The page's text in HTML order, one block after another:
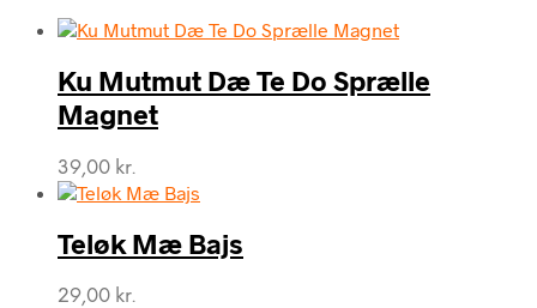
Ku Mutmut Dæ Te Do Sprælle
Magnet
39,00 kr.
Teløk Mæ Bajs
29,00 kr.